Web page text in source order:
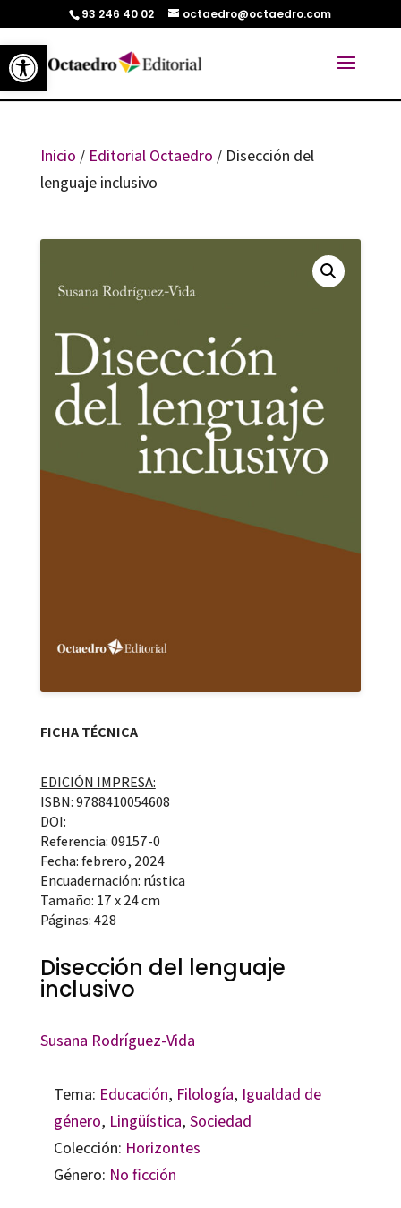
Abrir barra de herramientas
93 246 40 02 octaedro@octaedro.com
Inicio / Editorial Octaedro / Disección del
lenguaje inclusivo
FICHA TÉCNICA
EDICIÓN IMPRESA:
ISBN: 9788410054608
DOI:
Referencia: 09157-0
Fecha: febrero, 2024
Encuadernación: rústica
Tamaño: 17 x 24 cm
Páginas: 428
Disección del lenguaje
inclusivo
Susana Rodríguez-Vida
Tema: Educación, Filología, Igualdad de
género, Lingüística, Sociedad
Colección: Horizontes
Género: No ficción